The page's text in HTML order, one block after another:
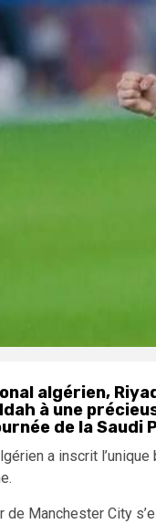
algérien,
à une
de la Saudi
a inscrit
de Manchester City